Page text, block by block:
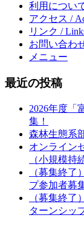
利用につい
アクセス /
リンク /
お問い合わ
メニュー
最近の投稿
2026年度「
集！
森林生態系
オンライン
（小規模持
（募集終了
プ参加者募
（募集終了
ターンシッ